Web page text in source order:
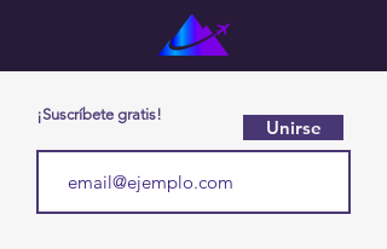
¡Suscríbete gratis!
Unirse